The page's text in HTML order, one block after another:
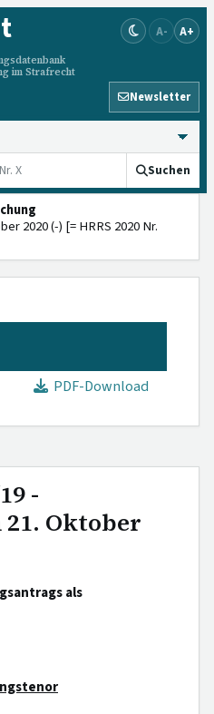
im Strafrecht
A- A+
Newsletter
Suchen
2020 (-) [= HRRS 2020 Nr.
PDF-Download
-
21. Oktober
als